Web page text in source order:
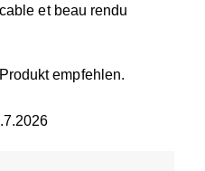
et beau rendu
empfehlen.